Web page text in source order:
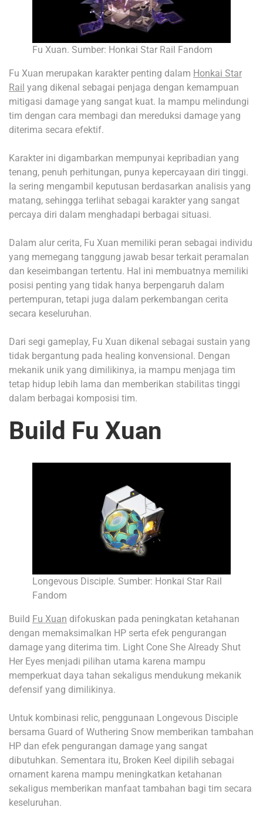
Fu Xuan. Sumber: Honkai Star Rail Fandom
Fu Xuan merupakan karakter penting dalam Honkai Star
Rail yang dikenal sebagai penjaga dengan kemampuan
mitigasi damage yang sangat kuat. Ia mampu melindungi
tim dengan cara membagi dan mereduksi damage yang
diterima secara efektif.
Karakter ini digambarkan mempunyai kepribadian yang
tenang, penuh perhitungan, punya kepercayaan diri tinggi.
Ia sering mengambil keputusan berdasarkan analisis yang
matang, sehingga terlihat sebagai karakter yang sangat
percaya diri dalam menghadapi berbagai situasi.
Dalam alur cerita, Fu Xuan memiliki peran sebagai individu
yang memegang tanggung jawab besar terkait peramalan
dan keseimbangan tertentu. Hal ini membuatnya memiliki
posisi penting yang tidak hanya berpengaruh dalam
pertempuran, tetapi juga dalam perkembangan cerita
secara keseluruhan.
Dari segi gameplay, Fu Xuan dikenal sebagai sustain yang
tidak bergantung pada healing konvensional. Dengan
mekanik unik yang dimilikinya, ia mampu menjaga tim
tetap hidup lebih lama dan memberikan stabilitas tinggi
dalam berbagai komposisi tim.
Build Fu Xuan
Longevous Disciple. Sumber: Honkai Star Rail
Fandom
Build Fu Xuan difokuskan pada peningkatan ketahanan
dengan memaksimalkan HP serta efek pengurangan
damage yang diterima tim. Light Cone She Already Shut
Her Eyes menjadi pilihan utama karena mampu
memperkuat daya tahan sekaligus mendukung mekanik
defensif yang dimilikinya.
Untuk kombinasi relic, penggunaan Longevous Disciple
bersama Guard of Wuthering Snow memberikan tambahan
HP dan efek pengurangan damage yang sangat
dibutuhkan. Sementara itu, Broken Keel dipilih sebagai
ornament karena mampu meningkatkan ketahanan
sekaligus memberikan manfaat tambahan bagi tim secara
keseluruhan.